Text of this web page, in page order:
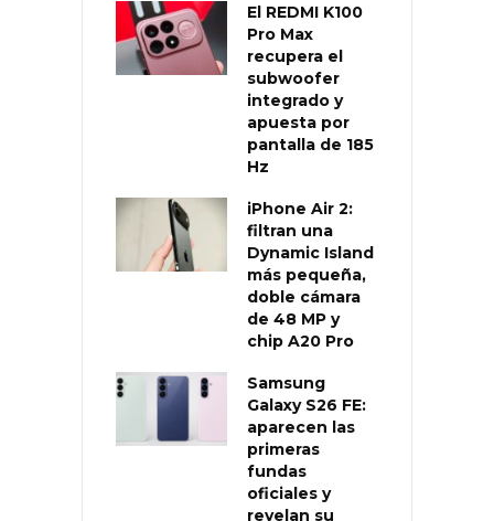
El REDMI K100
Pro Max
recupera el
subwoofer
integrado y
apuesta por
pantalla de 185
Hz
iPhone Air 2:
filtran una
Dynamic Island
más pequeña,
doble cámara
de 48 MP y
chip A20 Pro
Samsung
Galaxy S26 FE:
aparecen las
primeras
fundas
oficiales y
revelan su